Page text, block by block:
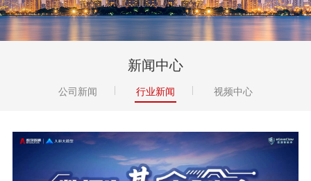
新闻中心
公司新闻 行业新闻 视频中心